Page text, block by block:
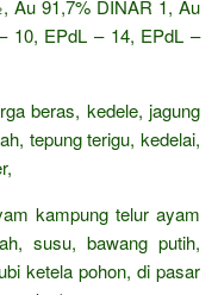
Au 91,7% DINAR 1, Au
10, EPdL – 14, EPdL –
beras, kedele, jagung
tepung terigu, kedelai,
kampung telur ayam
susu, bawang putih,
ketela pohon, di pasar